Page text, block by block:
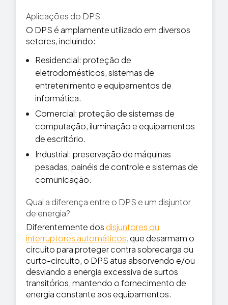
Aplicações do DPS
O DPS é amplamente utilizado em diversos
setores, incluindo:
Residencial: proteção de
eletrodomésticos, sistemas de
entretenimento e equipamentos de
informática.
Comercial: proteção de sistemas de
computação, iluminação e equipamentos
de escritório.
Industrial: preservação de máquinas
pesadas, painéis de controle e sistemas de
comunicação.
Qual a diferença entre o DPS e um disjuntor
de energia?
Diferentemente dos disjuntores ou
interruptores automáticos, que desarmam o
circuito para proteger contra sobrecarga ou
curto-circuito, o DPS atua absorvendo e/ou
desviando a energia excessiva de surtos
transitórios, mantendo o fornecimento de
energia constante aos equipamentos.